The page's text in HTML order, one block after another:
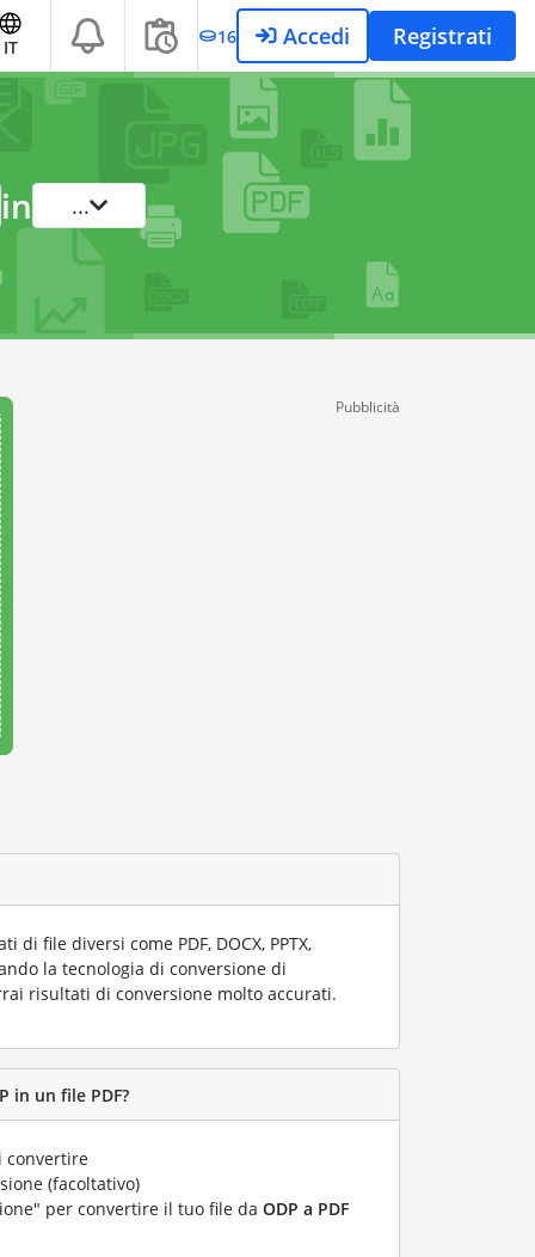
IT 16 Accedi Registrati
in ...
Pubblicità
di file diversi come PDF, DOCX, PPTX,
la tecnologia di conversione di
risultati di conversione molto accurati.
in un file PDF?
convertire
(facoltativo)
per convertire il tuo file da ODP a PDF